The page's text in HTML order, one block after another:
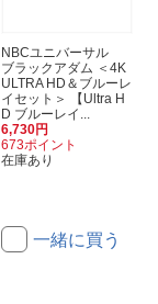
NBCユニバーサル
ブラックアダム ＜4K
ULTRA HD＆ブルーレ
イセット＞ 【Ultra H
D ブルーレイ...
6,730円
673ポイント
在庫あり
一緒に買う